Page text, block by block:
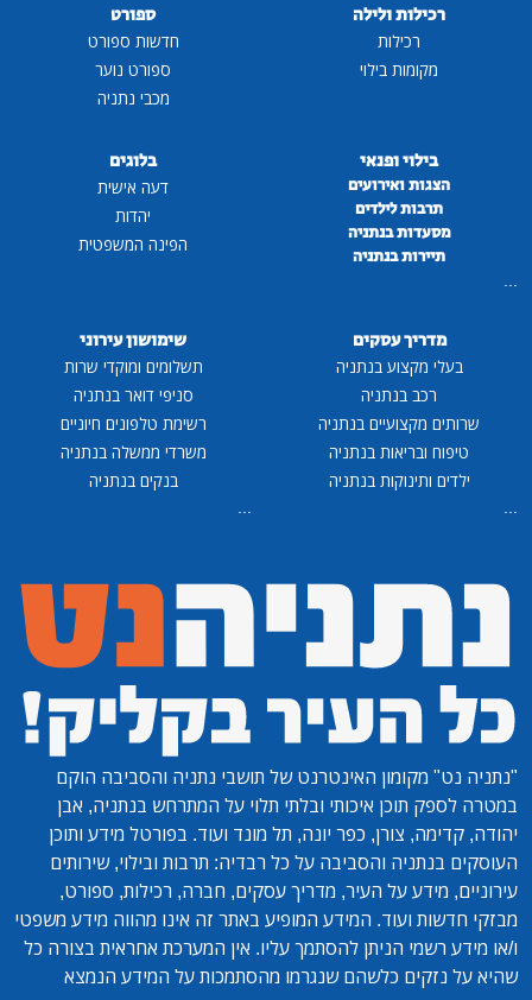
רכילות ולילה
רכילות
מקומות בילוי
ספורט
חדשות ספורט
ספורט נוער
מכבי נתניה
בילוי ופנאי
הצגות ואירועים
תרבות לילדים
מסעדות בנתניה
תיירות בנתניה
בלוגים
דעה אישית
יהדות
הפינה המשפטית
מדריך עסקים
בעלי מקצוע בנתניה
רכב בנתניה
שרותים מקצועיים בנתניה
טיפוח ובריאות בנתניה
ילדים ותינוקות בנתניה
שימושון עירוני
תשלומים ומוקדי שרות
סניפי דואר בנתניה
רשימת טלפונים חיוניים
משרדי ממשלה בנתניה
בנקים בנתניה
"נתניה נט" מקומון האינטרנט של תושבי נתניה והסביבה הוקם
במטרה לספק תוכן איכותי ובלתי תלוי על המתרחש בנתניה, אבן
יהודה, קדימה, צורן, כפר יונה, תל מונד ועוד. בפורטל מידע ותוכן
העוסקים בנתניה והסביבה על כל רבדיה: תרבות ובילוי, שירותים
עירוניים, מידע על העיר, מדריך עסקים, חברה, רכילות, ספורט,
מבזקי חדשות ועוד. המידע המופיע באתר זה אינו מהווה מידע משפטי
ו/או מידע רשמי הניתן להסתמך עליו. אין המערכת אחראית בצורה כל
שהיא על נזקים כלשהם שנגרמו מהסתמכות על המידע הנמצא